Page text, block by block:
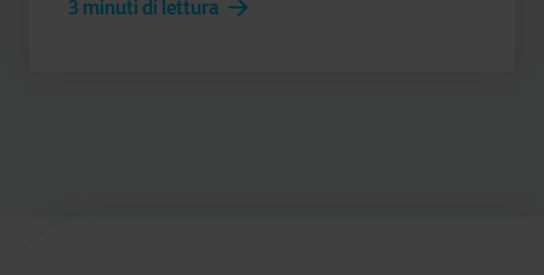
3 minuti di lettura